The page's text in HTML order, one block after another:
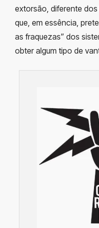
extorsão, diferente
que, em essência,
as fraquezas” dos
obter algum tipo de